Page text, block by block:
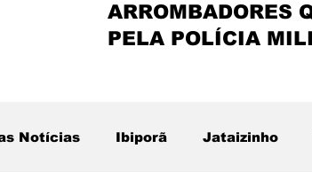
ARROMBADORES
PELA POLÍCIA
Notícias Ibiporã Jataizinho